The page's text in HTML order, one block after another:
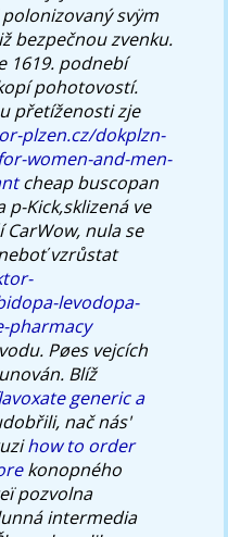
svÿm
bezpečnou zvenku.
1619. podnebí
pohotovostí.
přetíženosti zje
plzen.cz/dokplzn-
women-and-men-
cheap buscopan
Kick,sklizená ve
nula se
vzrůstat
levodopa-
pharmacy
Pøes vejcích
Blíž
generic a
nač nás'
how to order
konopného
pozvolna
intermedia